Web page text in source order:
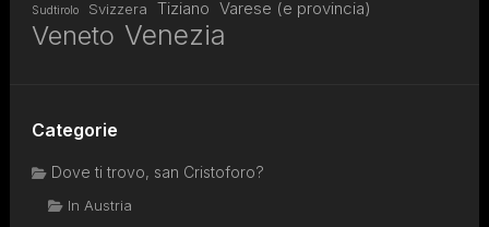
Sudtirolo Svizzera Tiziano Varese (e provincia)
Veneto Venezia
Categorie
Dove ti trovo, san Cristoforo?
In Austria